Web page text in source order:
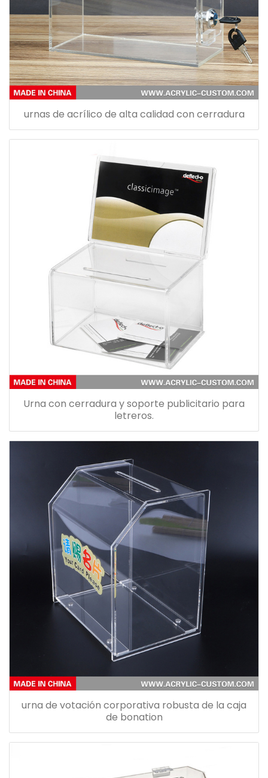
urnas de acrílico de alta calidad con cerradura
Urna con cerradura y soporte publicitario para
letreros.
urna de votación corporativa robusta de la caja
de bonation